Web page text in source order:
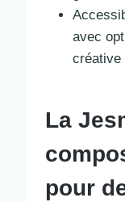
avec
créative
La
pour